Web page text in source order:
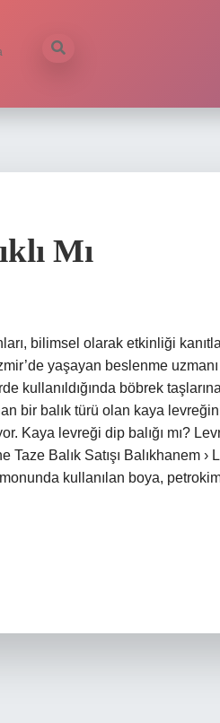
Mı
bilimsel olarak etkinliği
yaşayan beslenme
kullanıldığında böbrek
bir balık türü olan kaya
Kaya levreği dip balığı mı?
Taze Balık Satışı Balıkhanem ›
kullanılan boya,